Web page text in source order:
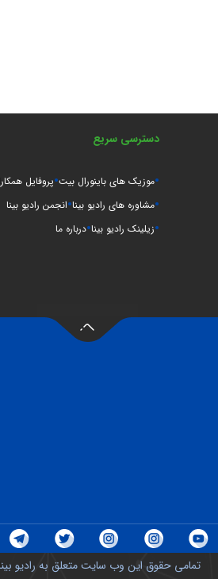
دسترسی سریع
موزیک های باینورال بیت پروفایل
مشاوره های رادیو بینا انجمن رادیو بینا
زیلینک رادیو بینا درباره ما
تمامی حقوق این وب سایت متعلق به رادیو